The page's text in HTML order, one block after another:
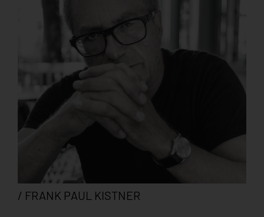
/ FRANK PAUL KISTNER